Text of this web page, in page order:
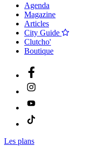
Agenda
Magazine
Articles
City Guide
Clutcho'
Boutique
Les plans